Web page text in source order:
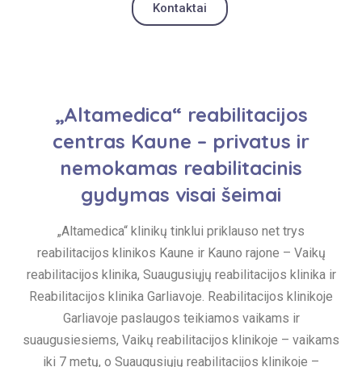
Kontaktai
„Altamedica“ reabilitacijos
centras Kaune – privatus ir
nemokamas reabilitacinis
gydymas visai šeimai
„Altamedica“ klinikų tinklui priklauso net trys
reabilitacijos klinikos Kaune ir Kauno rajone – Vaikų
reabilitacijos klinika, Suaugusiųjų reabilitacijos klinika ir
Reabilitacijos klinika Garliavoje. Reabilitacijos klinikoje
Garliavoje paslaugos teikiamos vaikams ir
suaugusiesiems, Vaikų reabilitacijos klinikoje – vaikams
iki 7 metų, o Suaugusiųjų reabilitacijos klinikoje –